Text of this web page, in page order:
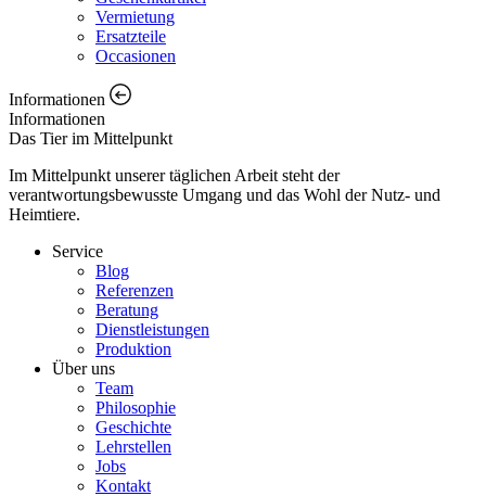
Vermietung
Ersatzteile
Occasionen
Informationen
Informationen
Das Tier im Mittelpunkt
Im Mittelpunkt unserer täglichen Arbeit steht der
verantwortungsbewusste Umgang und das Wohl der Nutz- und
Heimtiere.
Service
Blog
Referenzen
Beratung
Dienstleistungen
Produktion
Über uns
Team
Philosophie
Geschichte
Lehrstellen
Jobs
Kontakt